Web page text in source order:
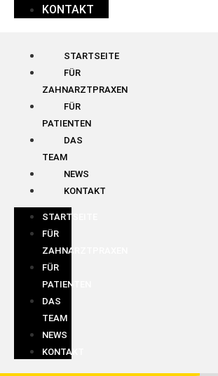
KONTAKT
STARTSEITE
FÜR
ZAHNARZTPRAXEN
FÜR
PATIENTEN
DAS
TEAM
NEWS
KONTAKT
STARTSEITE
FÜR
ZAHNARZTPRAXEN
FÜR
PATIENTEN
DAS
TEAM
NEWS
KONTAKT